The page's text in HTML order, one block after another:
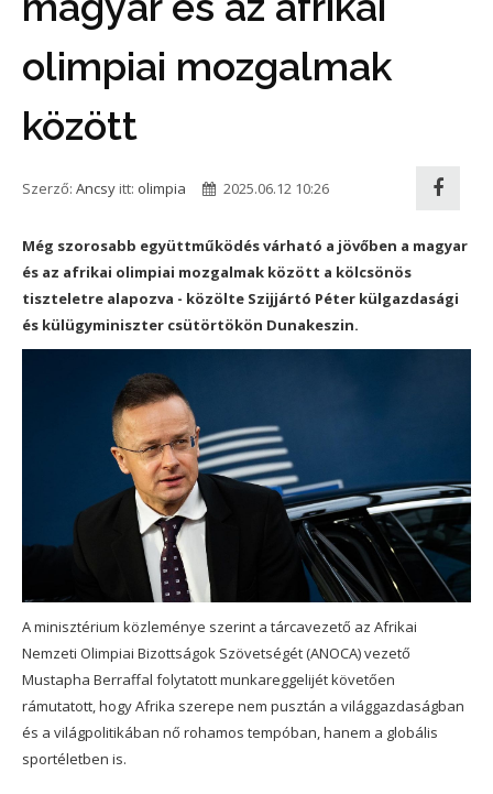
olimpiai mozgalmak
között
Szerző: Ancsy itt: olimpia 2025.06.12 10:26
Még szorosabb együttműködés várható a jövőben a magyar
és az afrikai olimpiai mozgalmak között a kölcsönös
tiszteletre alapozva - közölte Szijjártó Péter külgazdasági
és külügyminiszter csütörtökön Dunakeszin.
A minisztérium közleménye szerint a tárcavezető az Afrikai
Nemzeti Olimpiai Bizottságok Szövetségét (ANOCA) vezető
Mustapha Berraffal folytatott munkareggelijét követően
rámutatott, hogy Afrika szerepe nem pusztán a világgazdaságban
és a világpolitikában nő rohamos tempóban, hanem a globális
sportéletben is.